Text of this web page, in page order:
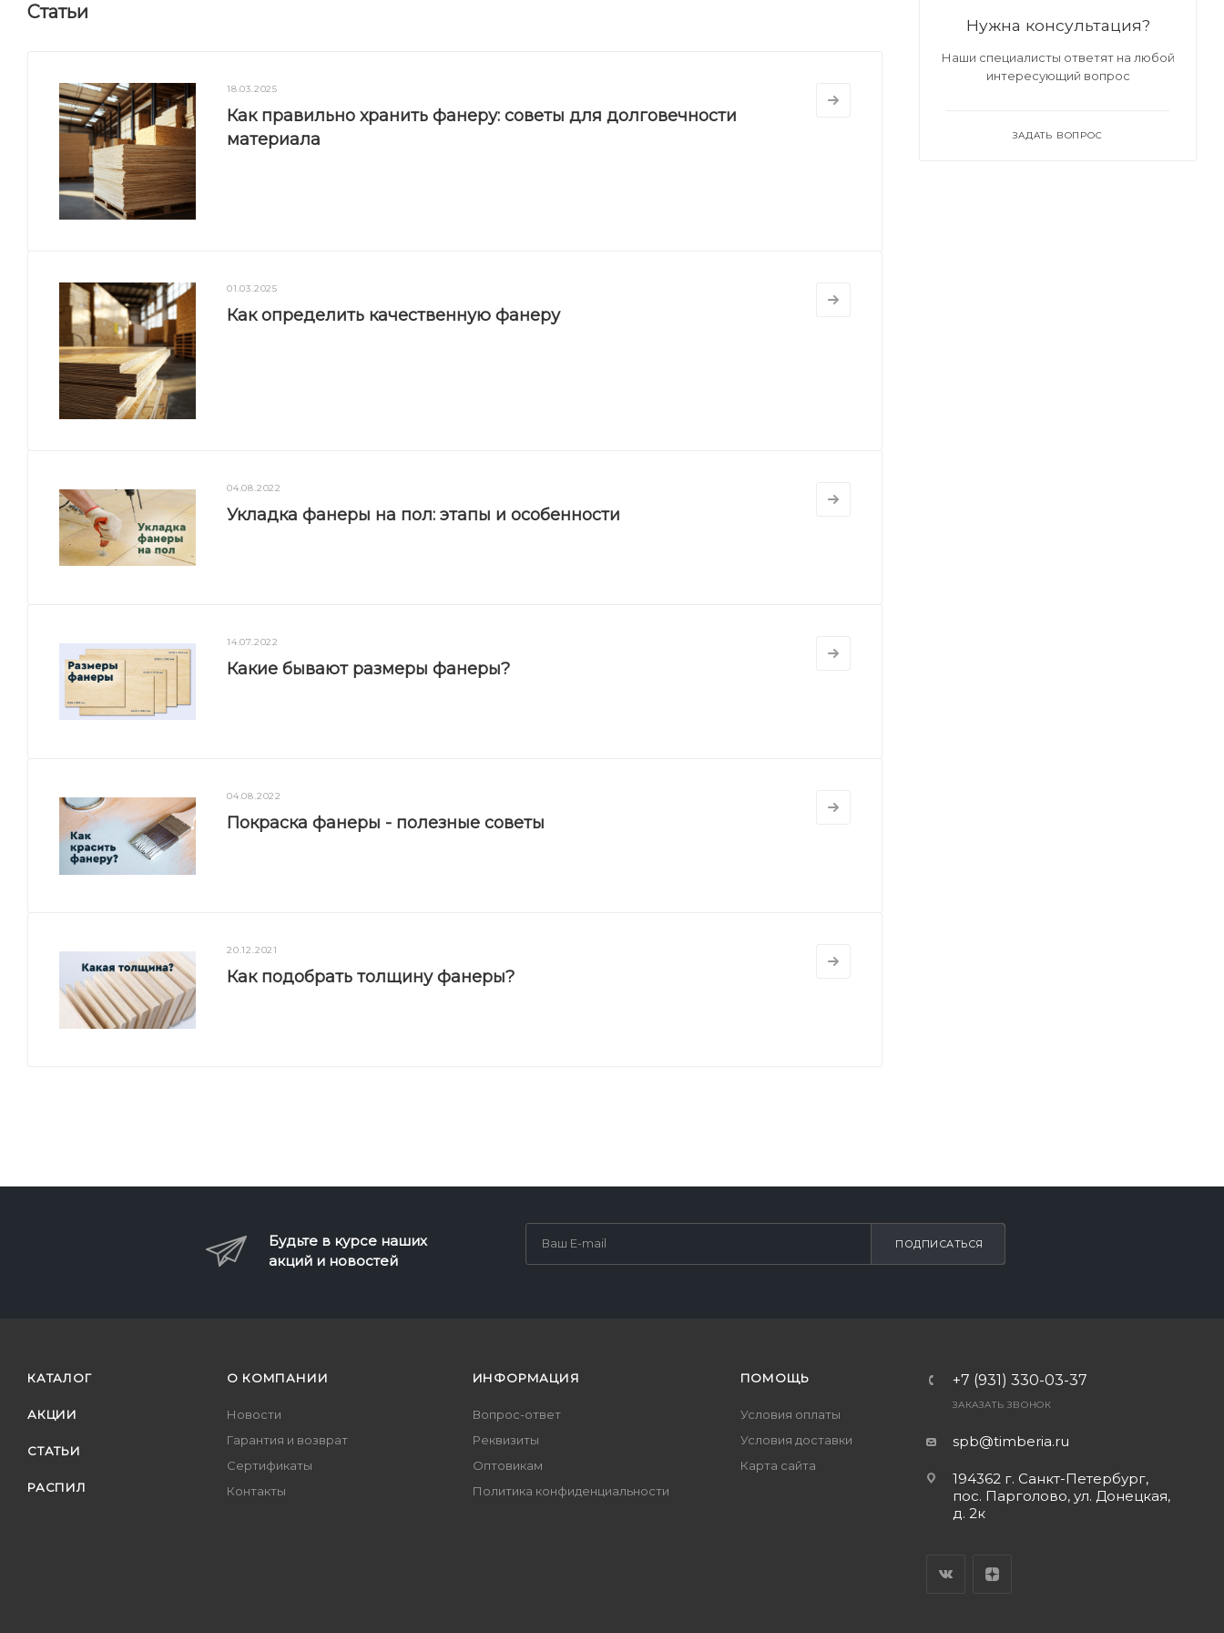
Статьи
18.03.2025
Как правильно хранить фанеру: советы для долговечности
материала
01.03.2025
Как определить качественную фанеру
04.08.2022
Укладка фанеры на пол: этапы и особенности
14.07.2022
Какие бывают размеры фанеры?
04.08.2022
Покраска фанеры - полезные советы
20.12.2021
Как подобрать толщину фанеры?
Нужна консультация?
Наши специалисты ответят на любой
интересующий вопрос
ЗАДАТЬ ВОПРОС
Будьте в курсе наших
акций и новостей
ПОДПИСАТЬСЯ
КАТАЛОГ
АКЦИИ
СТАТЬИ
РАСПИЛ
О КОМПАНИИ
Новости
Гарантия и возврат
Сертификаты
Контакты
ИНФОРМАЦИЯ
Вопрос-ответ
Реквизиты
Оптовикам
Политика конфиденциальности
ПОМОЩЬ
Условия оплаты
Условия доставки
Карта сайта
+7 (931) 330-03-37
ЗАКАЗАТЬ ЗВОНОК
spb@timberia.ru
194362 г. Санкт-Петербург,
пос. Парголово, ул. Донецкая,
д. 2к